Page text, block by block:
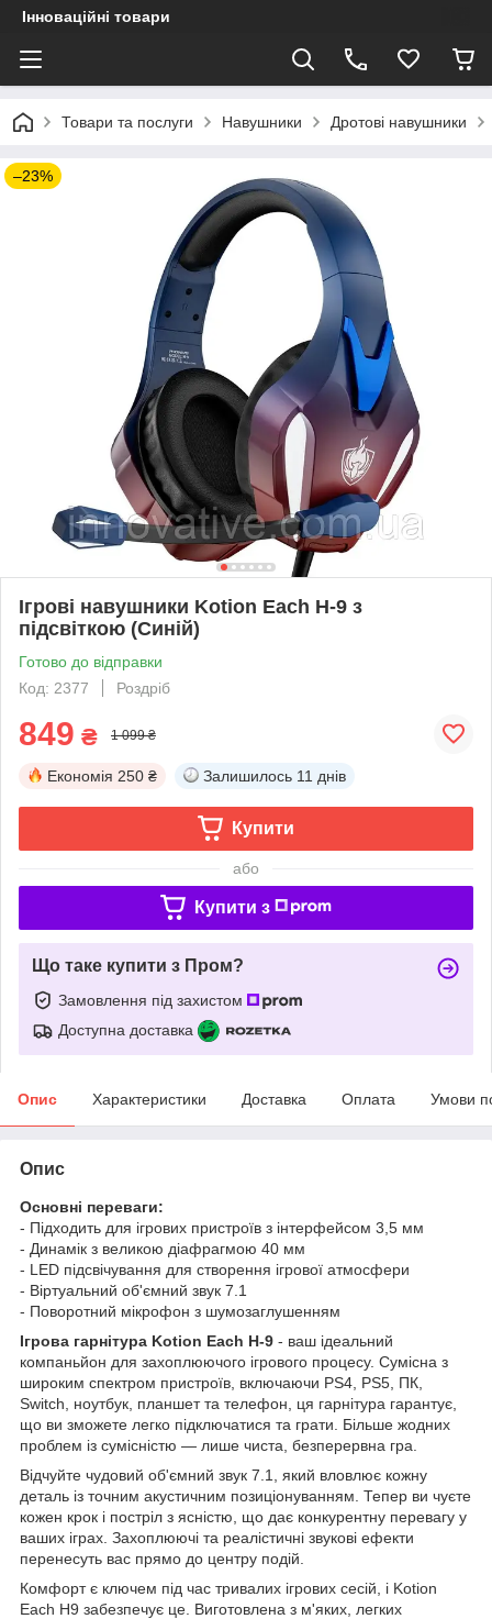
Інноваційні товари
Товари та послуги Навушники Дротові навушники
–23%
Ігрові навушники Kotion Each H-9 з
підсвіткою (Синій)
Готово до відправки
Код: 2377
Роздріб
849 ₴ 1 099 ₴
Економія 250 ₴ Залишилось 11 днів
Купити
або
Купити з
Що таке купити з Пром?
Замовлення під захистом
Доступна доставка
Опис Характеристики Доставка Оплата Умови
Опис
Основні переваги:
- Підходить для ігрових пристроїв з інтерфейсом 3,5 мм
- Динамік з великою діафрагмою 40 мм
- LED підсвічування для створення ігрової атмосфери
- Віртуальний об'ємний звук 7.1
- Поворотний мікрофон з шумозаглушенням
Ігрова гарнітура Kotion Each H-9 - ваш ідеальний
компаньйон для захоплюючого ігрового процесу. Сумісна з
широким спектром пристроїв, включаючи PS4, PS5, ПК,
Switch, ноутбук, планшет та телефон, ця гарнітура гарантує,
що ви зможете легко підключатися та грати. Більше жодних
проблем із сумісністю — лише чиста, безперервна гра.
Відчуйте чудовий об'ємний звук 7.1, який вловлює кожну
деталь із точним акустичним позиціонуванням. Тепер ви чуєте
кожен крок і постріл з ясністю, що дає конкурентну перевагу у
ваших іграх. Захоплюючі та реалістичні звукові ефекти
перенесуть вас прямо до центру подій.
Комфорт є ключем під час тривалих ігрових сесій, і Kotion
Each H9 забезпечує це. Виготовлена ​​з м'яких, легких